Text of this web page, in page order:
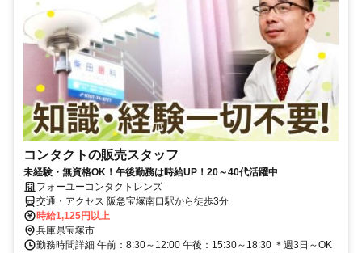
コンタクトの販売スタッフ
未経験・無資格OK！午後勤務は時給UP！20～40代活躍中
フォーユーコンタクトレンズ
交通・アクセス 阪急宝塚南口駅から徒歩3分
時給1,125円以上
兵庫県宝塚市
勤務時間詳細 午前：8:30～12:00 午後：15:30～18:30 ＊週3日～OK